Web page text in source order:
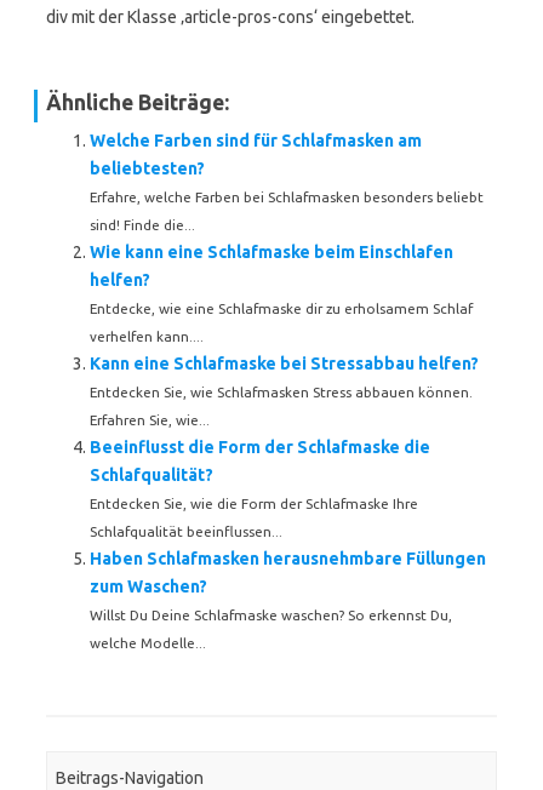
div mit der Klasse ‚article-pros-cons‘ eingebettet.
Ähnliche Beiträge:
Welche Farben sind für Schlafmasken am
beliebtesten?
Erfahre, welche Farben bei Schlafmasken besonders beliebt
sind! Finde die...
Wie kann eine Schlafmaske beim Einschlafen
helfen?
Entdecke, wie eine Schlafmaske dir zu erholsamem Schlaf
verhelfen kann....
Kann eine Schlafmaske bei Stressabbau helfen?
Entdecken Sie, wie Schlafmasken Stress abbauen können.
Erfahren Sie, wie...
Beeinflusst die Form der Schlafmaske die
Schlafqualität?
Entdecken Sie, wie die Form der Schlafmaske Ihre
Schlafqualität beeinflussen...
Haben Schlafmasken herausnehmbare Füllungen
zum Waschen?
Willst Du Deine Schlafmaske waschen? So erkennst Du,
welche Modelle...
Beitrags-Navigation